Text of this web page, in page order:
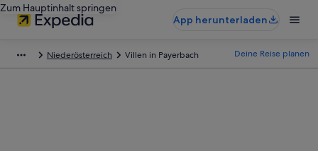
Zum Hauptinhalt springen
App herunterladen
Niederösterreich Villen in Payerbach Deine Reise planen